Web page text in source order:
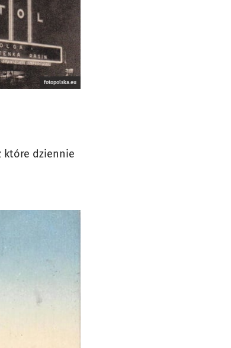
fotopolska.eu
które dziennie